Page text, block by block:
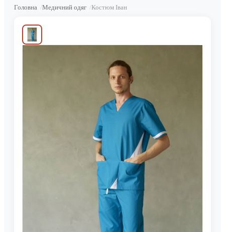
Головна Медичний одяг Костюм Іван